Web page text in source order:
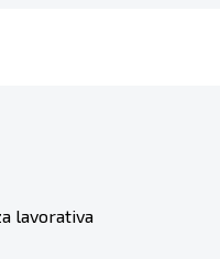
lavorativa